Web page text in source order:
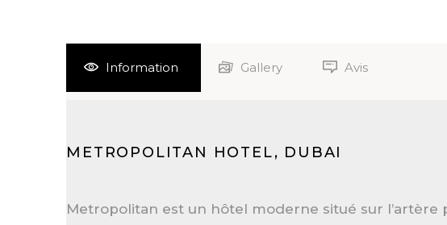
Information Gallery Avis
METROPOLITAN HOTEL, DUBAI
Metropolitan est un hôtel moderne situé sur l’artère